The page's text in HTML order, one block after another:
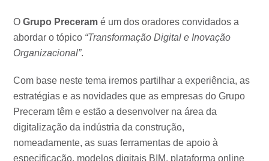
OGrupo Preceram é um dos oradores convidados a
abordar o tópico “Transformação Digital e Inovação
Organizacional”.
Com base neste tema iremos partilhar a experiência, as
estratégias e as novidades que as empresas do Grupo
Preceram têm e estão a desenvolver na área da
digitalização da indústria da construção,
nomeadamente, as suas ferramentas de apoio à
especificação, modelos digitais BIM, plataforma online